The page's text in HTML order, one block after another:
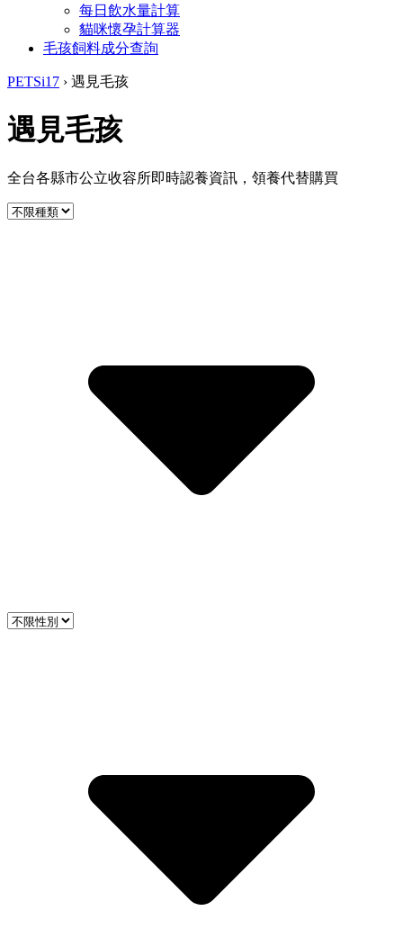
每日飲水量計算
貓咪懷孕計算器
毛孩飼料成分查詢
PETSi17 › 遇見毛孩
遇見毛孩
全台各縣市公立收容所即時認養資訊，領養代替購買